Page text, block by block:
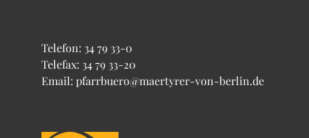
Telefon: 34 79 33-0
Telefax: 34 79 33-20
Email: pfarrbuero@maertyrer-von-berlin.de